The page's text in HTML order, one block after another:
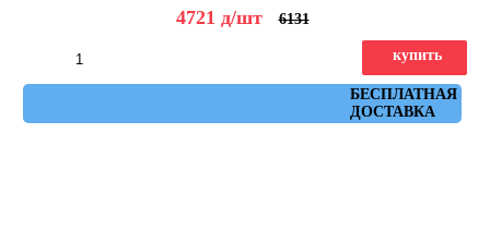
4721 д/шт 6131
БЕСПЛАТНАЯ
ДОСТАВКА
купить
Артикул: nenets_r_natural_rojo_59,3x59,3